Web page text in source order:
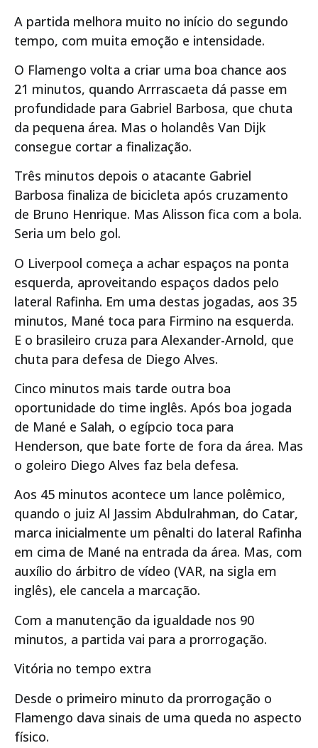
A partida melhora muito no início do segundo
tempo, com muita emoção e intensidade.
O Flamengo volta a criar uma boa chance aos
21 minutos, quando Arrrascaeta dá passe em
profundidade para Gabriel Barbosa, que chuta
da pequena área. Mas o holandês Van Dijk
consegue cortar a finalização.
Três minutos depois o atacante Gabriel
Barbosa finaliza de bicicleta após cruzamento
de Bruno Henrique. Mas Alisson fica com a bola.
Seria um belo gol.
O Liverpool começa a achar espaços na ponta
esquerda, aproveitando espaços dados pelo
lateral Rafinha. Em uma destas jogadas, aos 35
minutos, Mané toca para Firmino na esquerda.
E o brasileiro cruza para Alexander-Arnold, que
chuta para defesa de Diego Alves.
Cinco minutos mais tarde outra boa
oportunidade do time inglês. Após boa jogada
de Mané e Salah, o egípcio toca para
Henderson, que bate forte de fora da área. Mas
o goleiro Diego Alves faz bela defesa.
Aos 45 minutos acontece um lance polêmico,
quando o juiz Al Jassim Abdulrahman, do Catar,
marca inicialmente um pênalti do lateral Rafinha
em cima de Mané na entrada da área. Mas, com
auxílio do árbitro de vídeo (VAR, na sigla em
inglês), ele cancela a marcação.
Com a manutenção da igualdade nos 90
minutos, a partida vai para a prorrogação.
Vitória no tempo extra
Desde o primeiro minuto da prorrogação o
Flamengo dava sinais de uma queda no aspecto
físico.